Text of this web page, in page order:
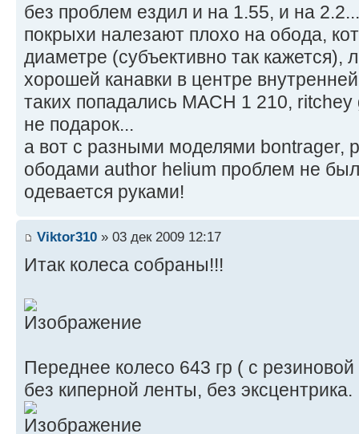
без проблем ездил и на 1.55, и на 2.2...
покрыхи налезают плохо на обода,
диаметре (субъективно так кажется),
хорошей канавки в центре
таких попадались MACH 1 210,
не подарок...
а вот с разными моделями bontrager,
ободами author helium проблем не
одевается руками!
Viktor310 » 03 дек 2009 12:17
Итак колеса собраны!!!
Переднее колесо 643 гр ( с
без киперной ленты, без эксцентрика.